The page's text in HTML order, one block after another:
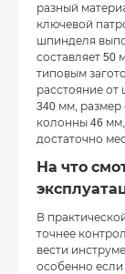
разный
ключевой
шпинделя
составляет
типовым
расстояние
340 мм, размер
колонны 46 мм,
достаточно
На что
В
точнее
вести
особенно